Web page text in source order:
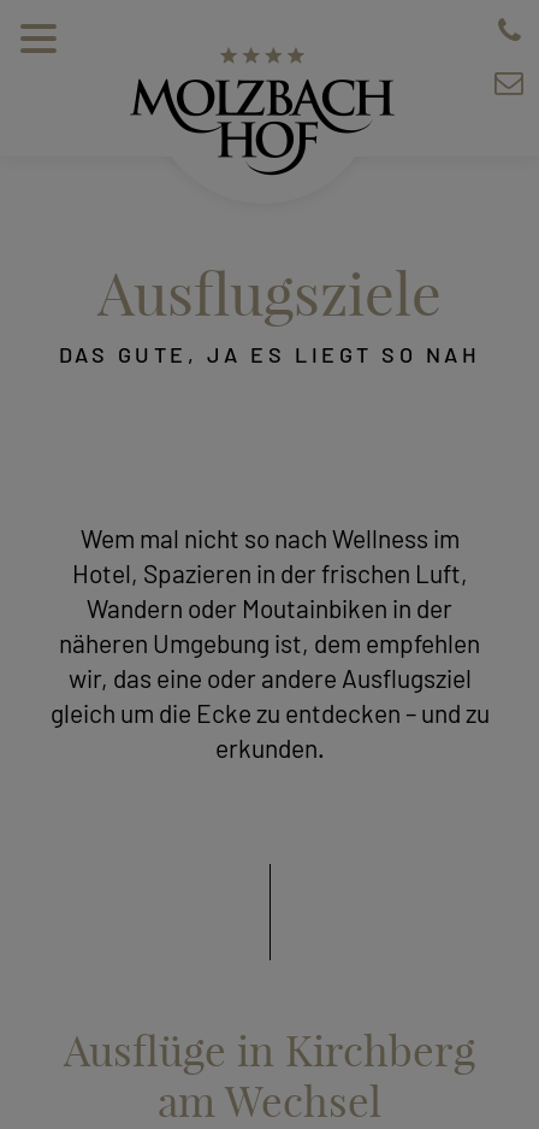
Ausflugsziele
DAS GUTE, JA ES LIEGT SO NAH
Wem mal nicht so nach Wellness im
Hotel, Spazieren in der frischen Luft,
Wandern oder Moutainbiken in der
näheren Umgebung ist, dem empfehlen
wir, das eine oder andere Ausflugsziel
gleich um die Ecke zu entdecken – und zu
erkunden.
Ausflüge in Kirchberg
am Wechsel